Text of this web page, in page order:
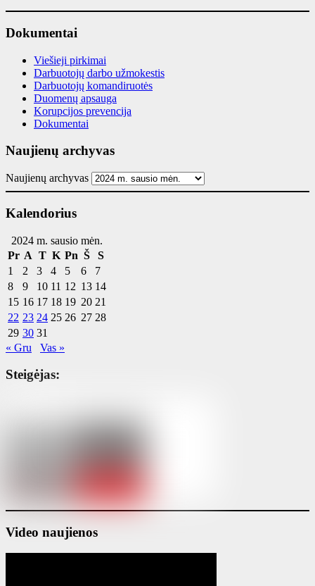
Dokumentai
Viešieji pirkimai
Darbuotojų darbo užmokestis
Darbuotojų komandiruotės
Duomenų apsauga
Korupcijos prevencija
Dokumentai
Naujienų archyvas
Naujienų archyvas
Kalendorius
2024 m. sausio mėn.
Pr A T K Pn Š
S
1
2 3 4 5 6
7
8
9 10 11 12 13 14
15 16 17 18 19 20 21
22 23 24 25 26 27 28
29 30 31
« Gru
Vas »
Steigėjas:
Video naujienos